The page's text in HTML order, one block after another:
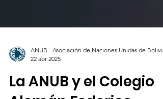
ANUB - Asociación de Naciones Unidas de Bolivia
22 abr 2025